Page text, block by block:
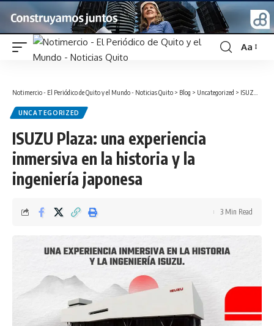
Font
Aa
Notimercio - El Periódico de Quito y el Mundo - Noticias Quito > Blog > Uncategorized > ISUZU Plaza: una experiencia inmersiva en la historia y la ingeniería japonesa
UNCATEGORIZED
ISUZU Plaza: una experiencia
inmersiva en la historia y la
ingeniería japonesa
3 Min Read